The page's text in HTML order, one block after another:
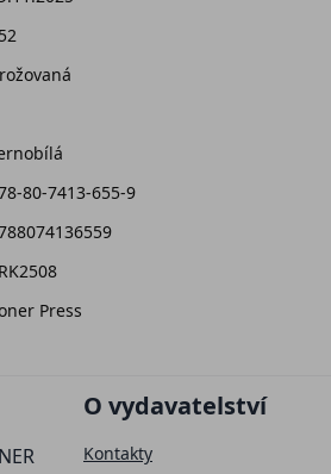
80-7413-655-9
Press
O vydavatelství
Kontakty